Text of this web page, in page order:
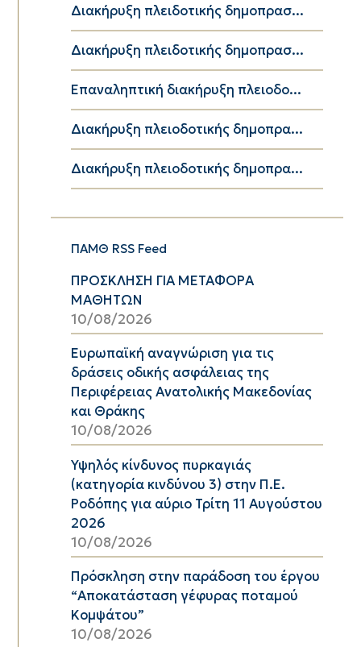
Διακήρυξη πλειδοτικής δημοπρασ...
Διακήρυξη πλειδοτικής δημοπρασ...
Επαναληπτική διακήρυξη πλειοδο...
Διακήρυξη πλειοδοτικής δημοπρα...
Διακήρυξη πλειοδοτικής δημοπρα...
ΠΑΜΘ RSS Feed
ΠΡΟΣΚΛΗΣΗ ΓΙΑ ΜΕΤΑΦΟΡΑ
ΜΑΘΗΤΩΝ
10/08/2026
Ευρωπαϊκή αναγνώριση για τις
δράσεις οδικής ασφάλειας της
Περιφέρειας Ανατολικής Μακεδονίας
και Θράκης
10/08/2026
Υψηλός κίνδυνος πυρκαγιάς
(κατηγορία κινδύνου 3) στην Π.Ε.
Ροδόπης για αύριο Τρίτη 11 Αυγούστου
2026
10/08/2026
Πρόσκληση στην παράδοση του έργου
“Αποκατάσταση γέφυρας ποταμού
Κομψάτου”
10/08/2026